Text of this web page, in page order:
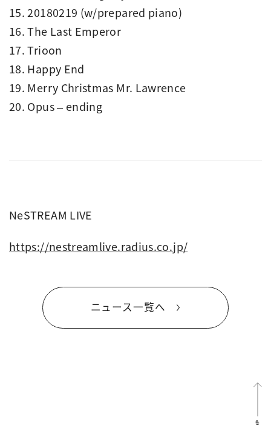
15. 20180219 (w/prepared piano)
16. The Last Emperor
17. Trioon
18. Happy End
19. Merry Christmas Mr. Lawrence
20. Opus – ending
NeSTREAM LIVE
https://nestreamlive.radius.co.jp/
ニュース一覧へ